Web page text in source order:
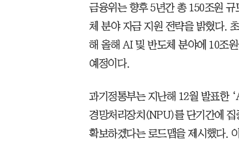
금융위는 향후 5년간 총 150조원
체 분야 자금 지원 전략을 밝혔다.
해 올해 AI 및 반도체 분야에 10조
예정이다.
과기정통부는 지난해 12월 발표한
경망처리장치(NPU)를 단기간에
확보하겠다는 로드맵을 제시했다.